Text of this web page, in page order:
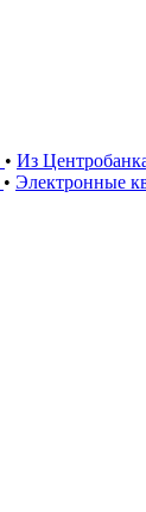
• Из
• Электронные